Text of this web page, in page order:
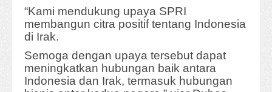
“Kami mendukung upaya SPRI
membangun citra positif tentang Indonesia
di Irak.
Semoga dengan upaya tersebut dapat
meningkatkan hubungan baik antara
Indonesia dan Irak, termasuk hubungan